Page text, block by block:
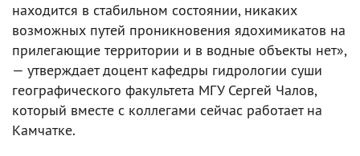
находится в стабильном состоянии, никаких
возможных путей проникновения ядохимикатов на
прилегающие территории и в водные объекты нет»,
— утверждает доцент кафедры гидрологии суши
географического факультета МГУ Сергей Чалов,
который вместе с коллегами сейчас работает на
Камчатке.